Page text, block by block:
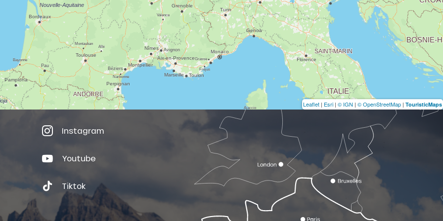
Leaflet | Esri | © IGN | © OpenStreetMap | TouristicMaps
Instagram
Youtube
Tiktok